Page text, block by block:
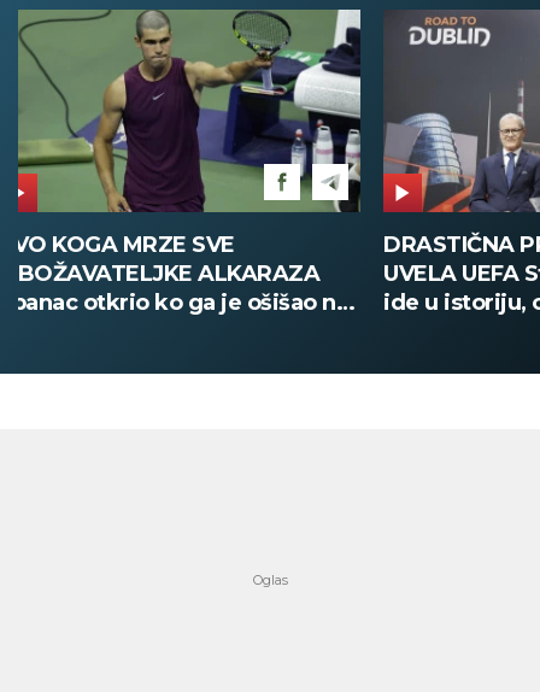
DRASTIČNA PROMENA KOJU JE
UVELA UEFA Stari način žreba
ide u istoriju, od sada sve
POŽAR U
Deca i